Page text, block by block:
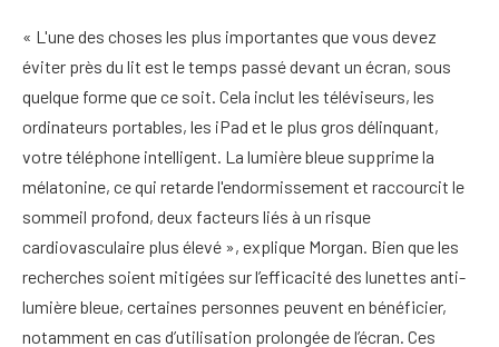
« L'une des choses les plus importantes que vous devez
éviter près du lit est le temps passé devant un écran, sous
quelque forme que ce soit. Cela inclut les téléviseurs, les
ordinateurs portables, les iPad et le plus gros délinquant,
votre téléphone intelligent. La lumière bleue supprime la
mélatonine, ce qui retarde l'endormissement et raccourcit le
sommeil profond, deux facteurs liés à un risque
cardiovasculaire plus élevé », explique Morgan. Bien que les
recherches soient mitigées sur l’efficacité des lunettes anti-
lumière bleue, certaines personnes peuvent en bénéficier,
notamment en cas d’utilisation prolongée de l’écran. Ces